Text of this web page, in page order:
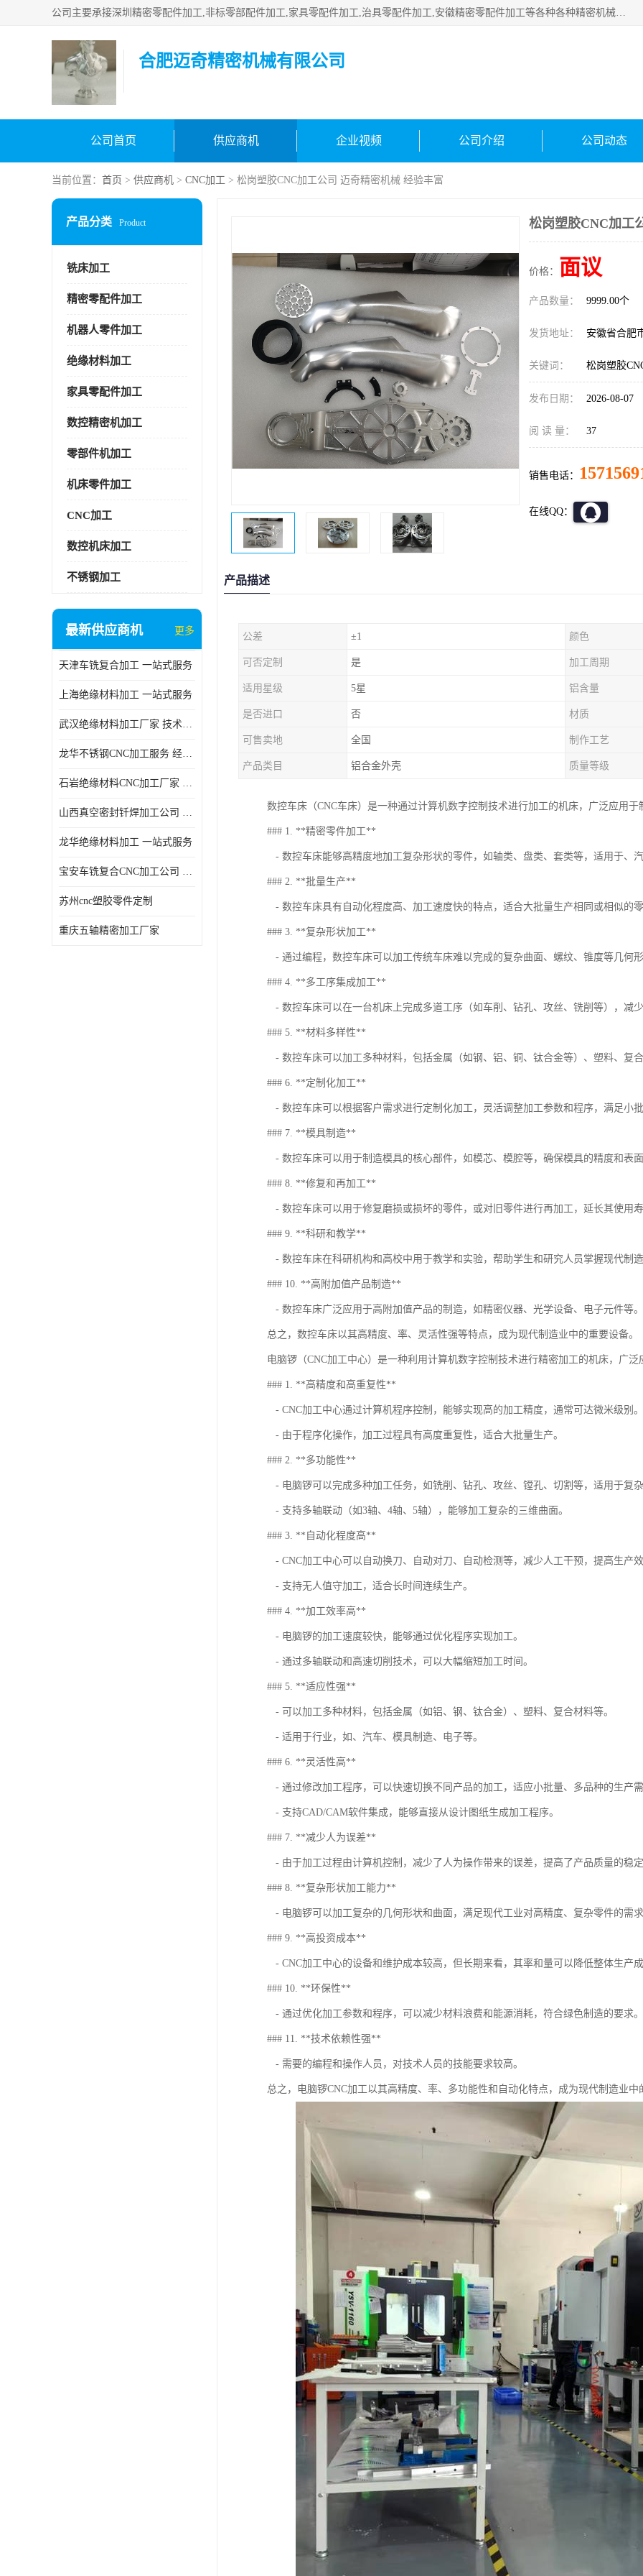
公司主要承接深圳精密零配件加工,非标零部配件加工,家具零配件加工,治具零配件加工,安徽精密零配件加工等各种各种精密机械加工，欢迎来来电咨询！
合肥迈奇精密机械有限公司
公司首页 供应商机 企业视频 公司介绍 公司动态
当前位置： 首页 > 供应商机 > CNC加工 > 松岗塑胶CNC加工公司 迈奇精密机械 经验丰富
产品分类 Product
铣床加工
精密零配件加工
机器人零件加工
绝缘材料加工
家具零配件加工
数控精密机加工
零部件机加工
机床零件加工
CNC加工
数控机床加工
不锈钢加工
最新供应商机 更多
天津车铣复合加工 一站式服务
上海绝缘材料加工 一站式服务
武汉绝缘材料加工厂家 技术成熟
龙华不锈钢CNC加工服务 经验丰富
石岩绝缘材料CNC加工厂家 技术成熟
山西真空密封钎焊加工公司 经验丰富
龙华绝缘材料加工 一站式服务
宝安车铣复合CNC加工公司 技术成熟
苏州cnc塑胶零件定制
重庆五轴精密加工厂家
松岗塑胶CNC加工
价格： 面议
产品数量： 9999.00个
发货地址： 安徽省合肥
关键词： 松岗塑胶
发布日期： 2026-08-07
阅 读 量： 37
销售电话：
在线QQ：
产品描述
公差 ±1 颜色
可否定制 是 加工周期
适用星级 5星 铝含量
是否进口 否 材质
可售卖地 全国 制作工艺
产品类目 铝合金外壳 质量等级
数控车床（CNC车床）是一种通过计算机数字控制技术进行加工的机床，广泛应用于
### 1. **精密零件加工**
- 数控车床能够高精度地加工复杂形状的零件，如轴类、盘类、套类等，适用于、
### 2. **批量生产**
- 数控车床具有自动化程度高、加工速度快的特点，适合大批量生产相同或相似的
### 3. **复杂形状加工**
- 通过编程，数控车床可以加工传统车床难以完成的复杂曲面、螺纹、锥度等几何
### 4. **多工序集成加工**
- 数控车床可以在一台机床上完成多道工序（如车削、钻孔、攻丝、铣削等），减
### 5. **材料多样性**
- 数控车床可以加工多种材料，包括金属（如钢、铝、铜、钛合金等）、塑料、复
### 6. **定制化加工**
- 数控车床可以根据客户需求进行定制化加工，灵活调整加工参数和程序，满足小批
### 7. **模具制造**
- 数控车床可以用于制造模具的核心部件，如模芯、模腔等，确保模具的精度和表面
### 8. **修复和再加工**
- 数控车床可以用于修复磨损或损坏的零件，或对旧零件进行再加工，延长其使用寿
### 9. **科研和教学**
- 数控车床在科研机构和高校中用于教学和实验，帮助学生和研究人员掌握现代制造
### 10. **高附加值产品制造**
- 数控车床广泛应用于高附加值产品的制造，如精密仪器、光学设备、电子元件等。
总之，数控车床以其高精度、率、灵活性强等特点，成为现代制造业中的重要设备。
电脑锣（CNC加工中心）是一种利用计算机数字控制技术进行精密加工的机床，广泛
### 1. **高精度和高重复性**
- CNC加工中心通过计算机程序控制，能够实现高的加工精度，通常可达微米级别。
- 由于程序化操作，加工过程具有高度重复性，适合大批量生产。
### 2. **多功能性**
- 电脑锣可以完成多种加工任务，如铣削、钻孔、攻丝、镗孔、切割等，适用于复杂
- 支持多轴联动（如3轴、4轴、5轴），能够加工复杂的三维曲面。
### 3. **自动化程度高**
- CNC加工中心可以自动换刀、自动对刀、自动检测等，减少人工干预，提高生产效
- 支持无人值守加工，适合长时间连续生产。
### 4. **加工效率高**
- 电脑锣的加工速度较快，能够通过优化程序实现加工。
- 通过多轴联动和高速切削技术，可以大幅缩短加工时间。
### 5. **适应性强**
- 可以加工多种材料，包括金属（如铝、钢、钛合金）、塑料、复合材料等。
- 适用于行业，如、汽车、模具制造、电子等。
### 6. **灵活性高**
- 通过修改加工程序，可以快速切换不同产品的加工，适应小批量、多品种的生产需
- 支持CAD/CAM软件集成，能够直接从设计图纸生成加工程序。
### 7. **减少人为误差**
- 由于加工过程由计算机控制，减少了人为操作带来的误差，提高了产品质量的稳定
### 8. **复杂形状加工能力**
- 电脑锣可以加工复杂的几何形状和曲面，满足现代工业对高精度、复杂零件的需求
### 9. **高投资成本**
- CNC加工中心的设备和维护成本较高，但长期来看，其率和量可以降低整体生产成
### 10. **环保性**
- 通过优化加工参数和程序，可以减少材料浪费和能源消耗，符合绿色制造的要求。
### 11. **技术依赖性强**
- 需要的编程和操作人员，对技术人员的技能要求较高。
总之，电脑锣CNC加工以其高精度、率、多功能性和自动化特点，成为现代制造业中